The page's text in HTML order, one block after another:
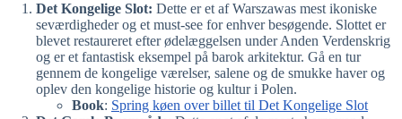
Det Kongelige Slot: Dette er et af Warszawas mest ikoniske
seværdigheder og et must-see for enhver besøgende. Slottet er
blevet restaureret efter ødelæggelsen under Anden Verdenskrig
og er et fantastisk eksempel på barok arkitektur. Gå en tur
gennem de kongelige værelser, salene og de smukke haver og
oplev den kongelige historie og kultur i Polen.
Book: Spring køen over billet til Det Kongelige Slot